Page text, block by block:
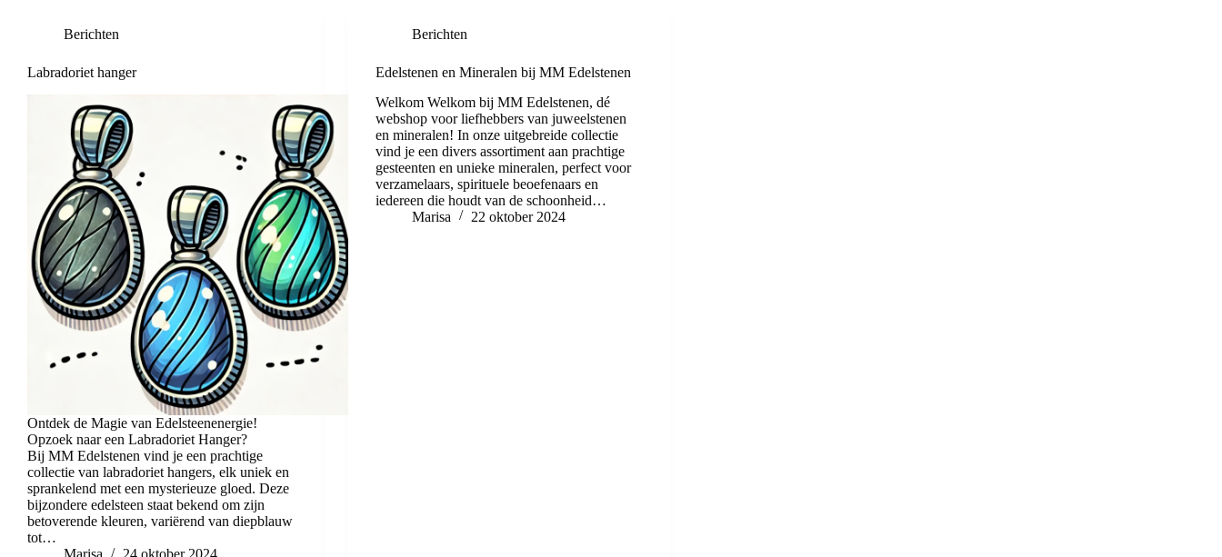
Berichten
Labradoriet hanger
Ontdek de Magie van Edelsteenenergie!
Opzoek naar een Labradoriet Hanger?
Bij MM Edelstenen vind je een prachtige
collectie van labradoriet hangers, elk uniek en
sprankelend met een mysterieuze gloed. Deze
bijzondere edelsteen staat bekend om zijn
betoverende kleuren, variërend van diepblauw
tot…
Berichten
Edelstenen en Mineralen bij MM Edelstenen
Welkom Welkom bij MM Edelstenen, dé
webshop voor liefhebbers van juweelstenen
en mineralen! In onze uitgebreide collectie
vind je een divers assortiment aan prachtige
gesteenten en unieke mineralen, perfect voor
verzamelaars, spirituele beoefenaars en
iedereen die houdt van de schoonheid…
Marisa
22 oktober 2024